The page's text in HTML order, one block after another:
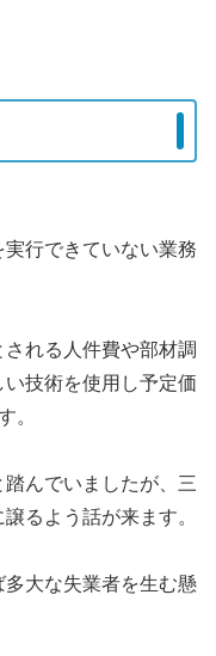
行できていない業務
れる人件費や部材調
技術を使用し予定価
。
んでいましたが、三
るよう話が来ます。
大な失業者を生む懸